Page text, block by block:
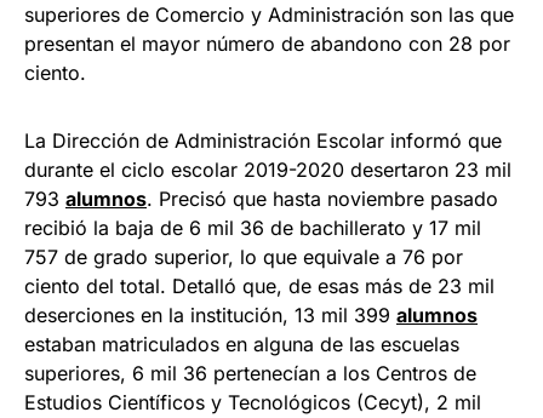
superiores de Comercio y Administración son las que
presentan el mayor número de abandono con 28 por
ciento.
La Dirección de Administración Escolar informó que
durante el ciclo escolar 2019-2020 desertaron 23 mil
793 alumnos. Precisó que hasta noviembre pasado
recibió la baja de 6 mil 36 de bachillerato y 17 mil
757 de grado superior, lo que equivale a 76 por
ciento del total. Detalló que, de esas más de 23 mil
deserciones en la institución, 13 mil 399 alumnos
estaban matriculados en alguna de las escuelas
superiores, 6 mil 36 pertenecían a los Centros de
Estudios Científicos y Tecnológicos (Cecyt), 2 mil